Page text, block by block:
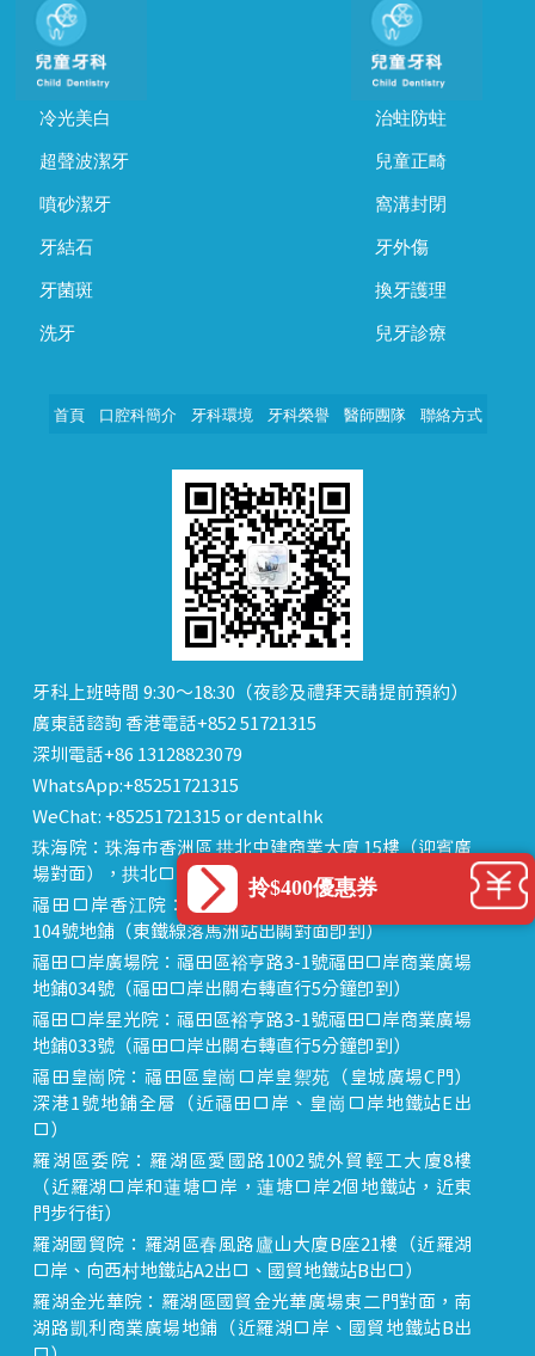
冷光美白
超聲波潔牙
噴砂潔牙
牙結石
牙菌斑
洗牙
治蛀防蛀
兒童正畸
窩溝封閉
牙外傷
換牙護理
兒牙診療
首頁 口腔科簡介 牙科環境 牙科榮譽 醫師團隊 聯絡方式
牙科上班時間 9:30～18:30（夜診及禮拜天請提前預約）
廣東話諮詢 香港電話+852 51721315
深圳電話+86 13128823079
WhatsApp:+85251721315
WeChat: +85251721315 or dentalhk
珠海院：珠海市香洲區 拱北中建商業大廈 15樓（迎賓廣
場對面），拱北口岸步行8分鐘直達
福田口岸香江院：福田區福田口岸正對面，海悅華城
104號地鋪（東鐵線落馬洲站出關對面即到）
福田口岸廣場院：福田區裕亨路3-1號福田口岸商業廣場
地鋪034號（福田口岸出關右轉直行5分鐘即到）
福田口岸星光院：福田區裕亨路3-1號福田口岸商業廣場
地鋪033號（福田口岸出關右轉直行5分鐘即到）
福田皇崗院：福田區皇崗口岸皇禦苑（皇城廣場C門）
深港1號地鋪全層（近福田口岸、皇崗口岸地鐵站E出
口）
羅湖區委院：羅湖區愛國路1002號外貿輕工大廈8樓
（近羅湖口岸和蓮塘口岸，蓮塘口岸2個地鐵站，近東
門步行街）
羅湖國貿院：羅湖區春風路廬山大廈B座21樓（近羅湖
口岸、向西村地鐵站A2出口、國貿地鐵站B出口）
羅湖金光華院：羅湖區國貿金光華廣場東二門對面，南
湖路凱利商業廣場地鋪（近羅湖口岸、國貿地鐵站B出
拎$400優惠券